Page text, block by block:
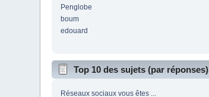
Penglobe
boum
edouard
Top 10 des sujets (par réponses)
Réseaux sociaux vous êtes ...